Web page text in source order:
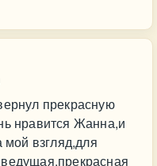
прекрасную
нравится Жанна,и
мой взгляд,для